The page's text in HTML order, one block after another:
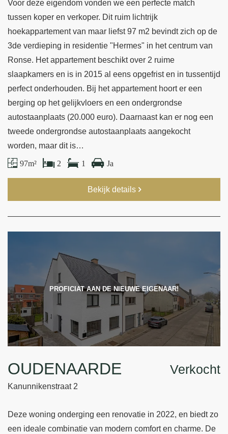
Voor deze eigendom vonden we een perfecte match
tussen koper en verkoper. Dit ruim lichtrijk
hoekappartement van maar liefst 97 m2 bevindt zich op de
3de verdieping in residentie "Hermes" in het centrum van
Ronse. Het appartement beschikt over 2 ruime
slaapkamers en is in 2015 al eens opgefrist en in tussentijd
perfect onderhouden. Bij het appartement hoort er een
berging op het gelijkvloers en een ondergrondse
autostaanplaats (20.000 euro). Daarnaast kan er nog een
tweede ondergrondse autostaanplaats aangekocht
worden, maar dit is…
97 m² 2 1 Ja
Bekijk details
PROFICIAT AAN DE NIEUWE EIGENAAR!
OUDENAARDE
Kanunnikenstraat 2
Verkocht
Deze woning onderging een renovatie in 2022, en biedt zo
een ideale combinatie van modern comfort en charme. De